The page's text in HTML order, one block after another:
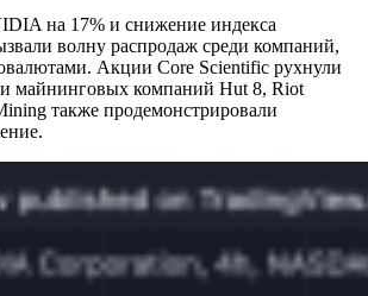
на 17% и снижение индекса
волну распродаж среди компаний,
Акции Core Scientific рухнули
майнинговых компаний Hut 8, Riot
также продемонстрировали